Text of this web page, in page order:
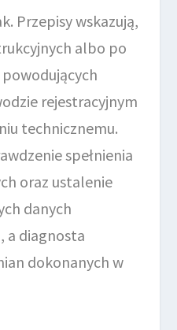
Przepisy wskazują,
albo po
rejestracyjnym
technicznemu.
spełnienia
oraz ustalenie
danych
a diagnosta
dokonanych w